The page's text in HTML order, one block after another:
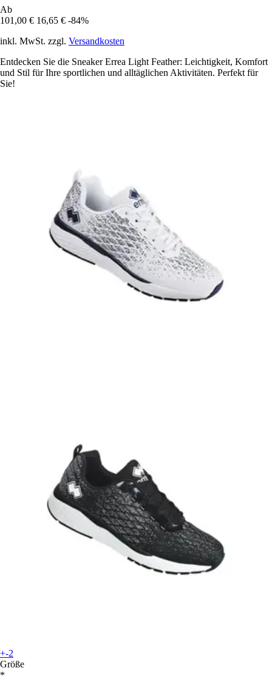
Ab
101,00 € 16,65 € -84%
inkl. MwSt. zzgl. Versandkosten
Entdecken Sie die Sneaker Errea Light Feather: Leichtigkeit, Komfort
und Stil für Ihre sportlichen und alltäglichen Aktivitäten. Perfekt für
Sie!
+-2
Größe
*